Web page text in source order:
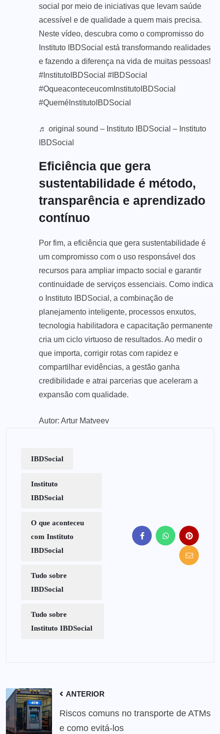
social por meio de iniciativas que levam saúde
acessível e de qualidade a quem mais precisa.
Neste vídeo, descubra como o compromisso do
Instituto IBDSocial está transformando realidades
e fazendo a diferença na vida de muitas pessoas!
#InstitutoIBDSocial #IBDSocial
#OqueaconteceucomInstitutoIBDSocial
#QueméInstitutoIBDSocial
♬ original sound – Instituto IBDSocial – Instituto
IBDSocial
Eficiência que gera
sustentabilidade é método,
transparência e aprendizado
contínuo
Por fim, a eficiência que gera sustentabilidade é
um compromisso com o uso responsável dos
recursos para ampliar impacto social e garantir
continuidade de serviços essenciais. Como indica
o Instituto IBDSocial, a combinação de
planejamento inteligente, processos enxutos,
tecnologia habilitadora e capacitação permanente
cria um ciclo virtuoso de resultados. Ao medir o
que importa, corrigir rotas com rapidez e
compartilhar evidências, a gestão ganha
credibilidade e atrai parcerias que aceleram a
expansão com qualidade.
Autor: Artur Matveev
IBDSocial
Instituto
IBDSocial
O que aconteceu
com Instituto
IBDSocial
Tudo sobre
IBDSocial
Tudo sobre
Instituto IBDSocial
ANTERIOR
Riscos comuns no transporte de ATMs
e como evitá-los